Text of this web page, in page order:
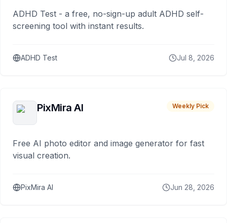
ADHD Test - a free, no-sign-up adult ADHD self-
screening tool with instant results.
ADHD Test Jul 8, 2026
PixMira AI Weekly Pick
Free AI photo editor and image generator for fast
visual creation.
PixMira AI Jun 28, 2026